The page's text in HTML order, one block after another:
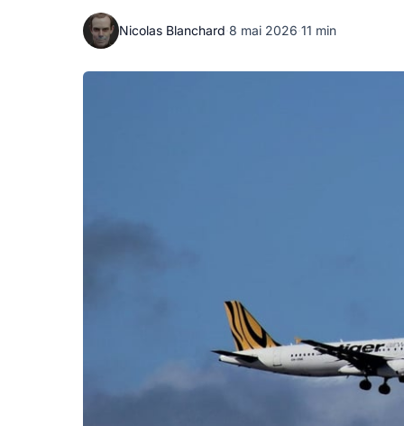
Nicolas Blanchard·8 mai 2026·11 min